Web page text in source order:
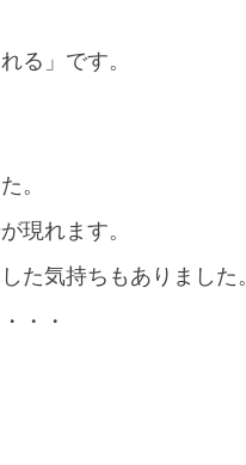
る」です。
。
現れます。
た気持ちもありました。
・・